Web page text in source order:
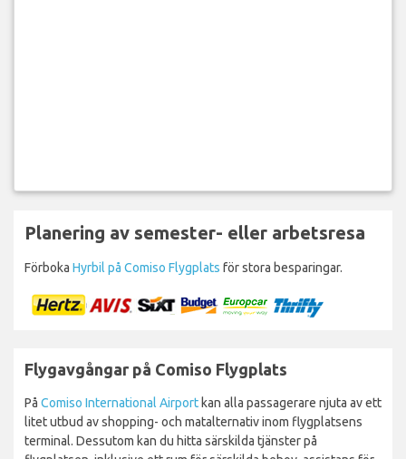
Planering av semester- eller arbetsresa
Förboka Hyrbil på Comiso Flygplats för stora besparingar.
Flygavgångar på Comiso Flygplats
På Comiso International Airport kan alla passagerare njuta av ett
litet utbud av shopping- och matalternativ inom flygplatsens
terminal. Dessutom kan du hitta särskilda tjänster på